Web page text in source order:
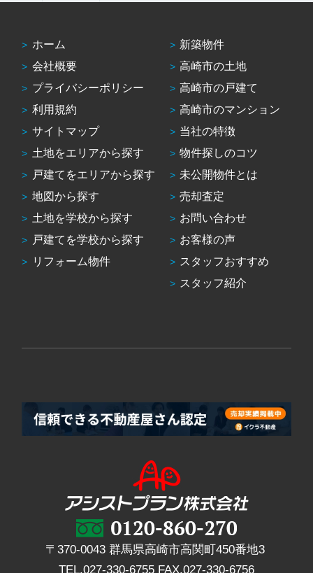
ホーム
会社概要
プライバシーポリシー
利用規約
サイトマップ
土地をエリアから探す
戸建てをエリアから探す
地図から探す
土地を学校から探す
戸建てを学校から探す
リフォーム物件
新築物件
高崎市の土地
高崎市の戸建て
高崎市のマンション
当社の特徴
物件探しのコツ
未公開物件とは
売却査定
お問い合わせ
お客様の声
スタッフおすすめ
スタッフ紹介
〒370-0043 群馬県高崎市高関町450番地3
TEL.027-330-6755 FAX.027-330-6756